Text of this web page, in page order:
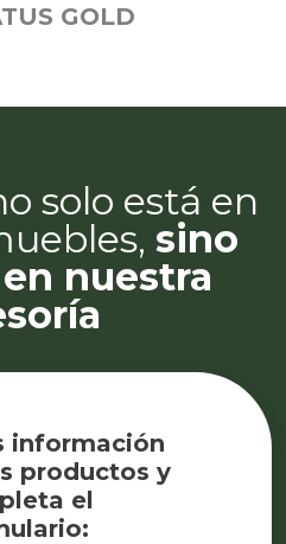
GOLD
solo está en
sino
nuestra
información
productos y
el